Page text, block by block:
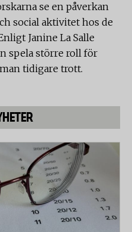
se en påverkan
social aktivitet hos de
Janine La Salle
spela större roll för
tidigare trott.